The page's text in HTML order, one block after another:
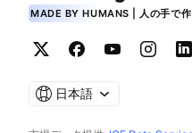
MADE BY HUMANS | 人の手で
日本語